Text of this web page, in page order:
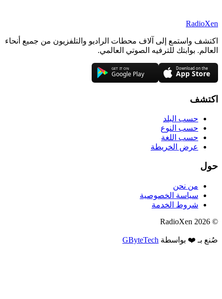
RadioXen
اكتشف واستمع إلى آلاف محطات الراديو والتلفزيون من جميع أنحاء
العالم. بوابتك للترفيه الصوتي العالمي.
اكتشف
حسب البلد
حسب النوع
حسب اللغة
عرض الخريطة
حول
من نحن
سياسة الخصوصية
شروط الخدمة
© 2026 RadioXen
صُنع بـ ❤️ بواسطة GByteTech